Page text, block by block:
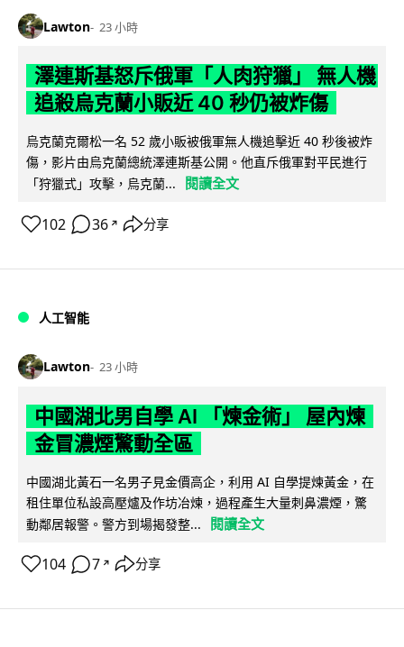
Lawton 23 小時
澤連斯基怒斥俄軍「人肉狩獵」 無人機
追殺烏克蘭小販近 40 秒仍被炸傷
烏克蘭克爾松一名 52 歲小販被俄軍無人機追擊近 40 秒後被炸
傷，影片由烏克蘭總統澤連斯基公開。他直斥俄軍對平民進行
「狩獵式」攻擊，烏克蘭...
閱讀全文
102 36 ↗ 分享
人工智能
Lawton 23 小時
中國湖北男自學 AI 「煉金術」 屋內煉
金冒濃煙驚動全區
中國湖北黃石一名男子見金價高企，利用 AI 自學提煉黃金，在
租住單位私設高壓爐及作坊冶煉，過程產生大量刺鼻濃煙，驚
動鄰居報警。警方到場揭發整...
閱讀全文
104 7 ↗ 分享